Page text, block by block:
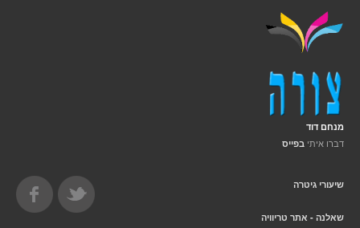
מנחם דוד
דברו איתי בפייס
שיעורי גיטרה
שאלנה - אתר טריוויה